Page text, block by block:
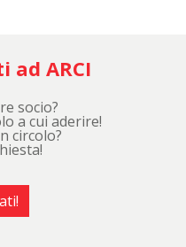
ad ARCI
socio?
a cui aderire!
circolo?